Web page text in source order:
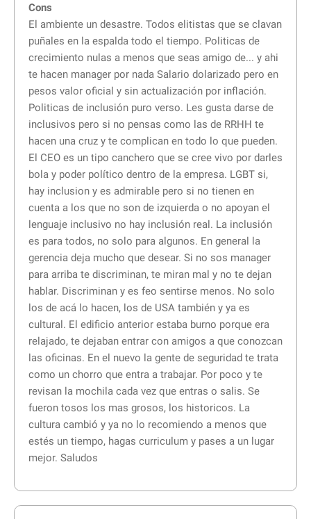
Cons
El ambiente un desastre. Todos elitistas que se clavan
puñales en la espalda todo el tiempo. Politicas de
crecimiento nulas a menos que seas amigo de... y ahi
te hacen manager por nada Salario dolarizado pero en
pesos valor oficial y sin actualización por inflación.
Politicas de inclusión puro verso. Les gusta darse de
inclusivos pero si no pensas como las de RRHH te
hacen una cruz y te complican en todo lo que pueden.
El CEO es un tipo canchero que se cree vivo por darles
bola y poder político dentro de la empresa. LGBT si,
hay inclusion y es admirable pero si no tienen en
cuenta a los que no son de izquierda o no apoyan el
lenguaje inclusivo no hay inclusión real. La inclusión
es para todos, no solo para algunos. En general la
gerencia deja mucho que desear. Si no sos manager
para arriba te discriminan, te miran mal y no te dejan
hablar. Discriminan y es feo sentirse menos. No solo
los de acá lo hacen, los de USA también y ya es
cultural. El edificio anterior estaba burno porque era
relajado, te dejaban entrar con amigos a que conozcan
las oficinas. En el nuevo la gente de seguridad te trata
como un chorro que entra a trabajar. Por poco y te
revisan la mochila cada vez que entras o salis. Se
fueron tosos los mas grosos, los historicos. La
cultura cambió y ya no lo recomiendo a menos que
estés un tiempo, hagas curriculum y pases a un lugar
mejor. Saludos